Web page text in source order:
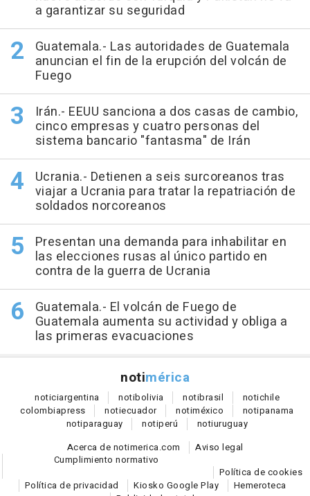
a garantizar su seguridad
Guatemala.- Las autoridades de Guatemala
anuncian el fin de la erupción del volcán de
Fuego
Irán.- EEUU sanciona a dos casas de cambio,
cinco empresas y cuatro personas del
sistema bancario "fantasma" de Irán
Ucrania.- Detienen a seis surcoreanos tras
viajar a Ucrania para tratar la repatriación de
soldados norcoreanos
Presentan una demanda para inhabilitar en
las elecciones rusas al único partido en
contra de la guerra de Ucrania
Guatemala.- El volcán de Fuego de
Guatemala aumenta su actividad y obliga a
las primeras evacuaciones
notimérica
noticiargentina notibolivia notibrasil notichile
colombiapress notiecuador notiméxico notipanama
notiparaguay notiperú notiuruguay
Acerca de notimerica.com
Aviso legal
Cumplimiento normativo
Política de cookies
Política de privacidad
Kiosko Google Play
Hemeroteca